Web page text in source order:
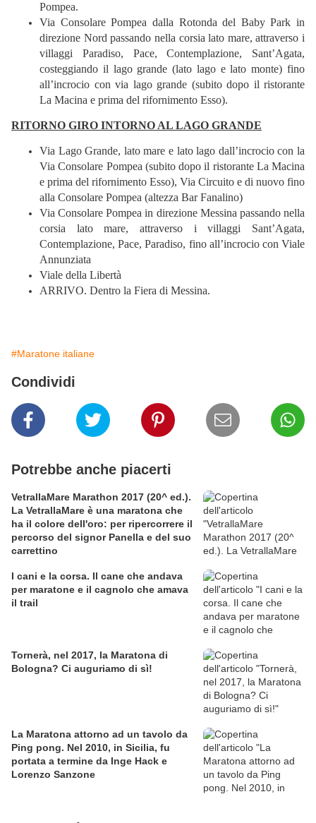
Pompea.
Via Consolare Pompea dalla Rotonda del Baby Park in
direzione Nord passando nella corsia lato mare, attraverso i
villaggi Paradiso, Pace, Contemplazione, Sant’Agata,
costeggiando il lago grande (lato lago e lato monte) fino
all’incrocio con via lago grande (subito dopo il ristorante
La Macina e prima del rifornimento Esso).
RITORNO GIRO INTORNO AL LAGO GRANDE
Via Lago Grande, lato mare e lato lago dall’incrocio con la
Via Consolare Pompea (subito dopo il ristorante La Macina
e prima del rifornimento Esso), Via Circuito e di nuovo fino
alla Consolare Pompea (altezza Bar Fanalino)
Via Consolare Pompea in direzione Messina passando nella
corsia lato mare, attraverso i villaggi Sant’Agata,
Contemplazione, Pace, Paradiso, fino all’incrocio con Viale
Annunziata
Viale della Libertà
ARRIVO. Dentro la Fiera di Messina.
#Maratone italiane
Condividi
Potrebbe anche piacerti
VetrallaMare Marathon 2017 (20^ ed.).
La VetrallaMare è una maratona che
ha il colore dell'oro: per ripercorrere il
percorso del signor Panella e del suo
carrettino
I cani e la corsa. Il cane che andava
per maratone e il cagnolo che amava
il trail
Tornerà, nel 2017, la Maratona di
Bologna? Ci auguriamo di sì!
La Maratona attorno ad un tavolo da
Ping pong. Nel 2010, in Sicilia, fu
portata a termine da Inge Hack e
Lorenzo Sanzone